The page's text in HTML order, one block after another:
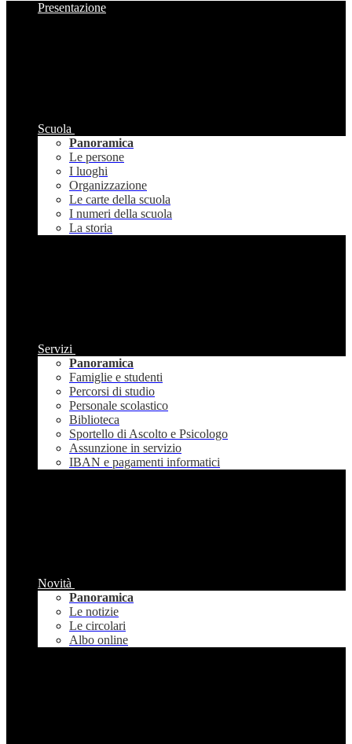
Presentazione
Scuola
Panoramica
Le persone
I luoghi
Organizzazione
Le carte della scuola
I numeri della scuola
La storia
Servizi
Panoramica
Famiglie e studenti
Percorsi di studio
Personale scolastico
Biblioteca
Sportello di Ascolto e Psicologo
Assunzione in servizio
IBAN e pagamenti informatici
Novità
Panoramica
Le notizie
Le circolari
Albo online